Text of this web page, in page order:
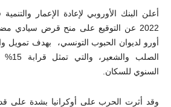
أورو لديوان الحبوب التونسي، بهدف تمويل
الصلب
السنوي للسكان.
وقد أثرت الحرب على أوكرانيا بشدة على